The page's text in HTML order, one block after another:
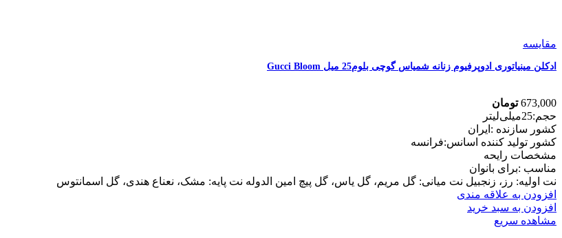
مقایسه
ادکلن مینیاتوری ادوپرفیوم زنانه شمیاس گوچی بلوم25 میل Gucci Bloom
673,000 تومان
حجم:25میلی‌لیتر
کشور سازنده :ایران
کشور تولید کننده اسانس:فرانسه
مشخصات رایحه
مناسب :برای بانوان
نت اولیه: رز، زنجبیل نت میانی: گل مریم، گل یاس، گل پیچ امین الدوله نت پایه: مشک، نعناع هندی، گل اسمانتوس
افزودن به علاقه مندی
افزودن به سبد خرید
مشاهده سریع